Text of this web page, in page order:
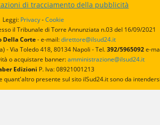
di tracciamento della pubblicità
Leggi: Privacy-Cookie
il Tribunale di Torre Annunziata n.03 del 16/09/2021
Corte- e-mail:direttore@ilsud24.it
- Via Toledo 418, 80134 Napoli - Tel.392/5965092e-
o acquistare banner:amministrazione@ilsud24.it
Edizioni P. Iva: 08921001213
presente sul sito ilSud24.it sono da